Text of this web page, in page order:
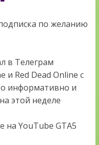
по желанию
в Телеграм
и Red Dead Online с
информативно и
этой неделе
на YouTube GTA5